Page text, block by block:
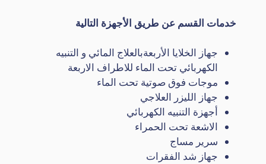
خدمات القسم عن طريق الأجهزة التالية
جهاز الخلايا الأربعةبالعلاج المائي و التنبيه
الكهربائي تحت الماء للاطراف الاربعة
موجات فوق صوتية تحت الماء
جهاز الليزر العلاجي
أجهزة التنبيه الكهربائي
الاشعة تحت الحمراء
سرير مساج
جهاز شد الفقرات